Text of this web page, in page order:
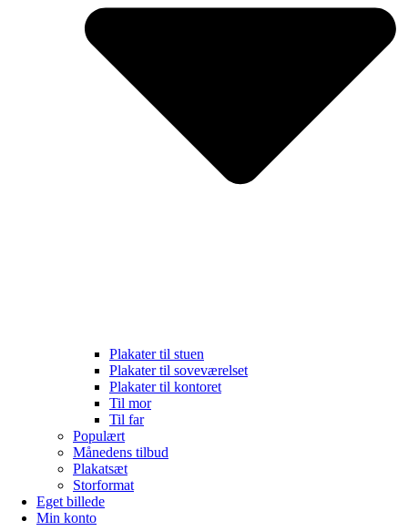
Plakater til stuen
Plakater til soveværelset
Plakater til kontoret
Til mor
Til far
Populært
Månedens tilbud
Plakatsæt
Storformat
Eget billede
Min konto